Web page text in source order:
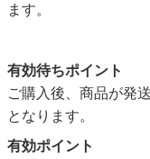
ます。
有効待ちポイント
ご購入後、商品が発
となります。
有効ポイント